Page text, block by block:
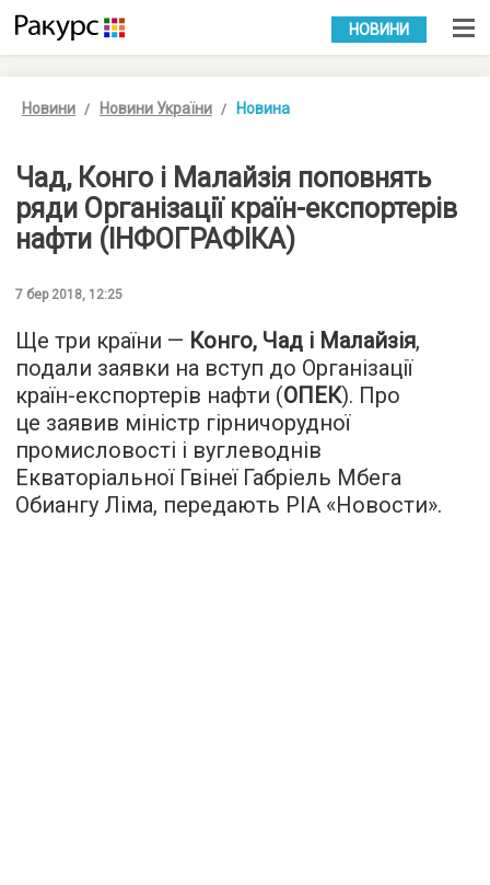
УКР РУС
НОВИНИ
Новини Новини України Новина
Чад, Конго і Малайзія поповнять
ряди Організації країн-експортерів
нафти (ІНФОГРАФІКА)
7 бер 2018, 12:25
Ще три країни — Конго, Чад і Малайзія,
подали заявки на вступ до Організації
країн-експортерів нафти (ОПЕК). Про
це заявив міністр гірничорудної
промисловості і вуглеводнів
Екваторіальної Гвінеї Габріель Мбега
Обиангу Ліма, передають РІА «Новости».